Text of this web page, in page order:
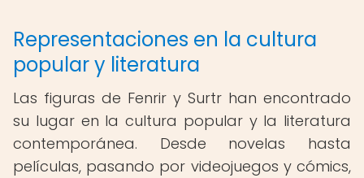
Representaciones en la cultura
popular y literatura
Las figuras de Fenrir y Surtr han encontrado
su lugar en la cultura popular y la literatura
contemporánea. Desde novelas hasta
películas, pasando por videojuegos y cómics,